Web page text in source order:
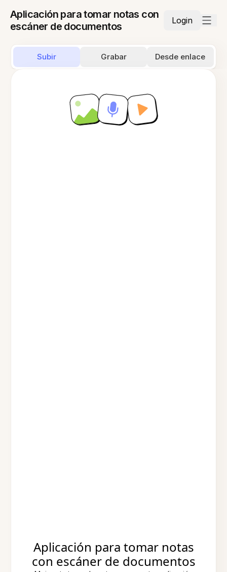
Aplicación para tomar notas con
escáner de documentos
Login
Subir Grabar Desde enlace
Aplicación para tomar notas
con escáner de documentos